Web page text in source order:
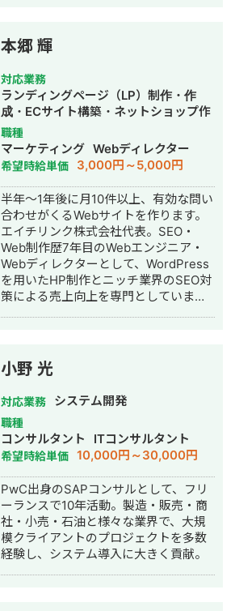
由度高くシステムを作ることができま
す。 GAS、Appsheetの経験が豊富な
私に開発をお任せ頂ければ、御社の業
務の効率化に貢献することが可能で
す。是非宜しくお願い致します。 【無
料ヒアリング】 ★無料ヒアリング予約
フォーム★
https://forms.gle/f7DVaUkwYAMdyMxf7
本郷 輝
対応業務
ランディングページ（LP）制作・作
成・ECサイト構築・ネットショップ作
成代行・SEO対策・記事作成代行・ラ
イティング・ホームページ制作・作
成・オウンドメディア制作・構築・運
用代行
職種
マーケティング Webディレクター
希望時給単価 3,000円～5,000円
半年～1年後に月10件以上、有効な問い
合わせがくるWebサイトを作ります。
エイチリンク株式会社代表。SEO・
Web制作歴7年目のWebエンジニア・
Webディレクターとして、WordPress
を用いたHP制作とニッチ業界のSEO対
策による売上向上を専門としていま
した。SEO対策においては、ゼロから
立ち上げた新規サイトをニッチ市場で
サービスキーワード検索1位に導き、月
間1.5万PV、月商500万円の売上を実現
した実績があります。 エンジニア知識
を持ったSEOディレクターとして、大
量のページを作成するようないわゆる
データベース型のサイトの構築も得意
です。 競合が対応しきれないような細
かいキーワードまで対策して、お問合
せにつなげる戦略でお客様の売上に貢
献します。 少し珍しいキャリアの特徴
として、Fリーグ（フットサル日本トッ
プリーグ）のエスポラーダ北海道、バ
小野 光
対応業務 システム開発
職種
コンサルタント ITコンサルタント
希望時給単価 10,000円～30,000円
PwC出身のSAPコンサルとして、フリ
ーランスで10年活動。製造・販売・商
社・小売・石油と様々な業界で、大規
模クライアントのプロジェクトを多数
経験し、システム導入に大きく貢献。